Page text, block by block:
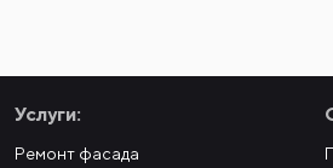
Услуги:
Ремонт фасада